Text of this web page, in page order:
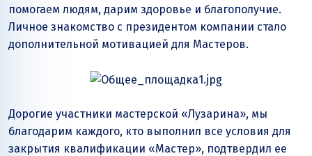
помогаем людям, дарим здоровье и благополучие.
Личное знакомство с президентом компании стало
дополнительной мотивацией для Мастеров.
Дорогие участники мастерской «Лузарина», мы
благодарим каждого, кто выполнил все условия для
закрытия квалификации «Мастер», подтвердил ее